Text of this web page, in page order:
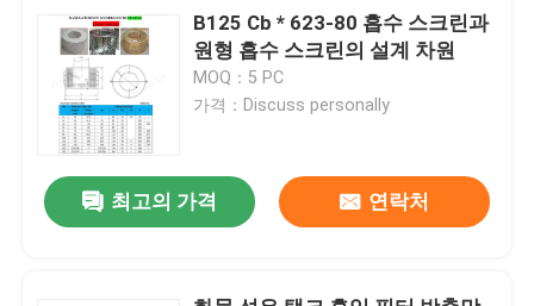
B125 Cb * 623-80 흡수 스크린과
원형 흡수 스크린의 설계 차원
MOQ：5 PC
가격：Discuss personally
최고의 가격 연락처